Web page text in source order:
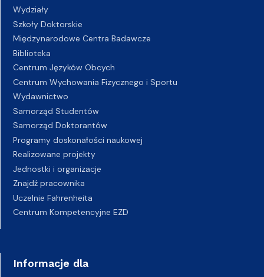
Wydziały
Szkoły Doktorskie
Międzynarodowe Centra Badawcze
Biblioteka
Centrum Języków Obcych
Centrum Wychowania Fizycznego i Sportu
Wydawnictwo
Samorząd Studentów
Samorząd Doktorantów
Programy doskonałości naukowej
Realizowane projekty
Jednostki i organizacje
Znajdź pracownika
Uczelnie Fahrenheita
Centrum Kompetencyjne EZD
Informacje dla